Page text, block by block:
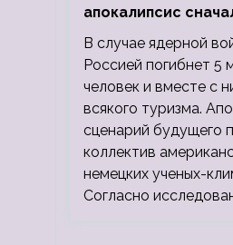
апокалипсис
миллионов, а
людей
В случае ядерной
Россией погибнет 5
человек и вместе с
всякого туризма.
сценарий будущего
коллектив
немецких ученых-
Согласно